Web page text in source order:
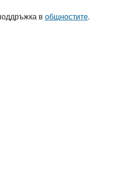
в общностите.